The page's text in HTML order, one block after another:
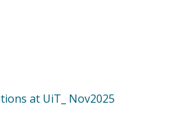
at UiT_ Nov2025